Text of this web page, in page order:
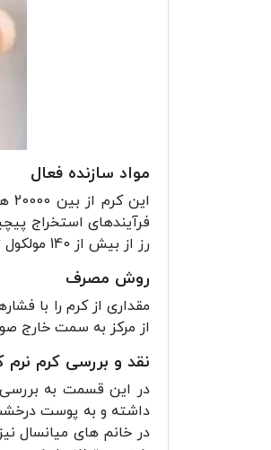
مواد سازنده فعال
فرآیندهای استخراج
رز از بیش از 140 مولکول تشکیل شده است که به پوست شما کمک می کند تا سریعتر بازسازی شود.
روش مصرف
مقداری از کرم را با
از مرکز به سمت خارج
نقد و بررسی کرم
در این قسمت به بررسی
داشته و به پوست
در خانم های میانسال